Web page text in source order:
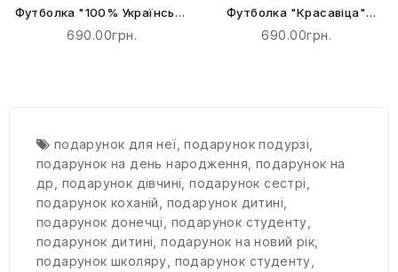
Футболка "100% Українська
Бавовна"
690.00грн.
Футболка "Красавіца"
терпіти не буде!
690.00грн.
подарунок для неї,подарунок подурзі,
подарунок на день народження,подарунок на
др, подарунок дівчині,подарунок сестрі,
подарунок коханій, подарунок дитині,
подарунок донечці, подарунок студенту,
подарунок дитині,подарунок на новий рік,
подарунок школяру, подарунок студенту,